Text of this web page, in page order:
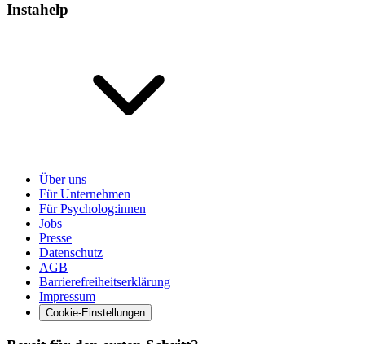
Instahelp
Über uns
Für Unternehmen
Für Psycholog:innen
Jobs
Presse
Datenschutz
AGB
Barrierefreiheitserklärung
Impressum
Cookie-Einstellungen